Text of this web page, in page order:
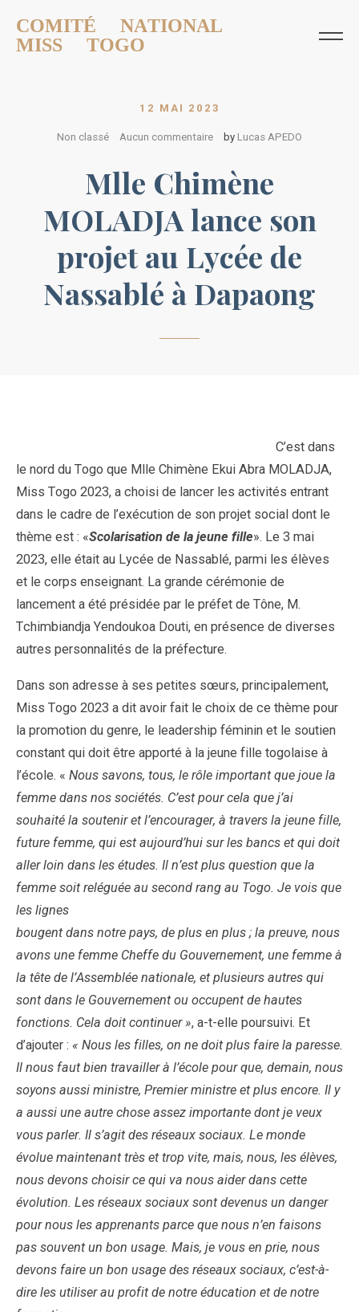
COMITÉ NATIONAL
MISS TOGO
12 MAI 2023
Non classé Aucun commentaire by Lucas APEDO
Mlle Chimène
MOLADJA lance son
projet au Lycée de
Nassablé à Dapaong
C’est dans
le nord du Togo que Mlle Chimène Ekui Abra MOLADJA,
Miss Togo 2023, a choisi de lancer les activités entrant
dans le cadre de l’exécution de son projet social dont le
thème est : «Scolarisation de la jeune fille». Le 3 mai
2023, elle était au Lycée de Nassablé, parmi les élèves
et le corps enseignant. La grande cérémonie de
lancement a été présidée par le préfet de Tône, M.
Tchimbiandja Yendoukoa Douti, en présence de diverses
autres personnalités de la préfecture.
Dans son adresse à ses petites sœurs, principalement,
Miss Togo 2023 a dit avoir fait le choix de ce thème pour
la promotion du genre, le leadership féminin et le soutien
constant qui doit être apporté à la jeune fille togolaise à
l’école. « Nous savons, tous, le rôle important que joue la
femme dans nos sociétés. C’est pour cela que j’ai
souhaité la soutenir et l’encourager, à travers la jeune fille,
future femme, qui est aujourd’hui sur les bancs et qui doit
aller loin dans les études. Il n’est plus question que la
femme soit reléguée au second rang au Togo. Je vois que
les lignes
bougent dans notre pays, de plus en plus ; la preuve, nous
avons une femme Cheffe du Gouvernement, une femme à
la tête de l’Assemblée nationale, et plusieurs autres qui
sont dans le Gouvernement ou occupent de hautes
fonctions. Cela doit continuer », a-t-elle poursuivi. Et
d’ajouter : « Nous les filles, on ne doit plus faire la paresse.
Il nous faut bien travailler à l’école pour que, demain, nous
soyons aussi ministre, Premier ministre et plus encore. Il y
a aussi une autre chose assez importante dont je veux
vous parler. Il s’agit des réseaux sociaux. Le monde
évolue maintenant très et trop vite, mais, nous, les élèves,
nous devons choisir ce qui va nous aider dans cette
évolution. Les réseaux sociaux sont devenus un danger
pour nous les apprenants parce que nous n’en faisons
pas souvent un bon usage. Mais, je vous en prie, nous
devons faire un bon usage des réseaux sociaux, c’est-à-
dire les utiliser au profit de notre éducation et de notre